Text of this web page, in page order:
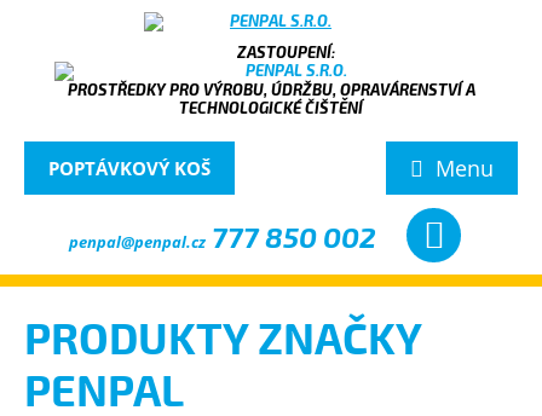
PROSTŘEDKY PRO VÝROBU, ÚDRŽBU, OPRAVÁRENSTVÍ A
TECHNOLOGICKÉ ČIŠTĚNÍ
Menu
POPTÁVKOVÝ KOŠ
penpal@penpal.cz 777 850 002
PRODUKTY ZNAČKY
PENPAL